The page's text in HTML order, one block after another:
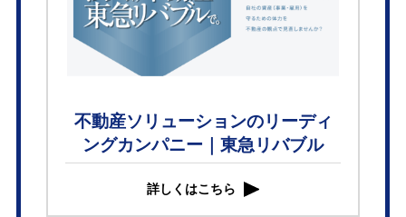
不動産ソリューションのリーディ
ングカンパニー｜東急リバブル
詳しくはこちら